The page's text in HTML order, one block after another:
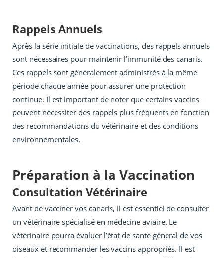
Rappels Annuels
Après la série initiale de vaccinations, des rappels annuels
sont nécessaires pour maintenir l’immunité des canaris.
Ces rappels sont généralement administrés à la même
période chaque année pour assurer une protection
continue. Il est important de noter que certains vaccins
peuvent nécessiter des rappels plus fréquents en fonction
des recommandations du vétérinaire et des conditions
environnementales.
Préparation à la Vaccination
Consultation Vétérinaire
Avant de vacciner vos canaris, il est essentiel de consulter
un vétérinaire spécialisé en médecine aviaire. Le
vétérinaire pourra évaluer l’état de santé général de vos
oiseaux et recommander les vaccins appropriés. Il est